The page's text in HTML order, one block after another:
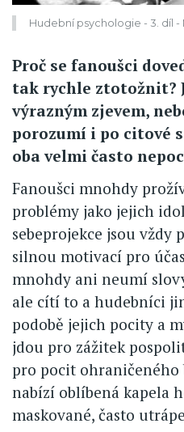
Hudební psychologie - 3. díl -
Proč se fanoušci
tak rychle ztotožnit?
výrazným zjevem,
porozumí i po citové
oba velmi často
Fanoušci mnohdy
problémy jako jejich
sebeprojekce jsou vždy
silnou motivací pro
mnohdy ani neumí
ale cítí to a hudebníci
podobě jejich pocity a
jdou pro zážitek
pro pocit ohraničeného
nabízí oblíbená kapela
maskované, často